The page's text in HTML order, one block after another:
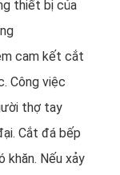
thiết bị của
cam kết cắt
Công việc
thợ tay
Cắt đá bếp
khăn. Nếu xảy